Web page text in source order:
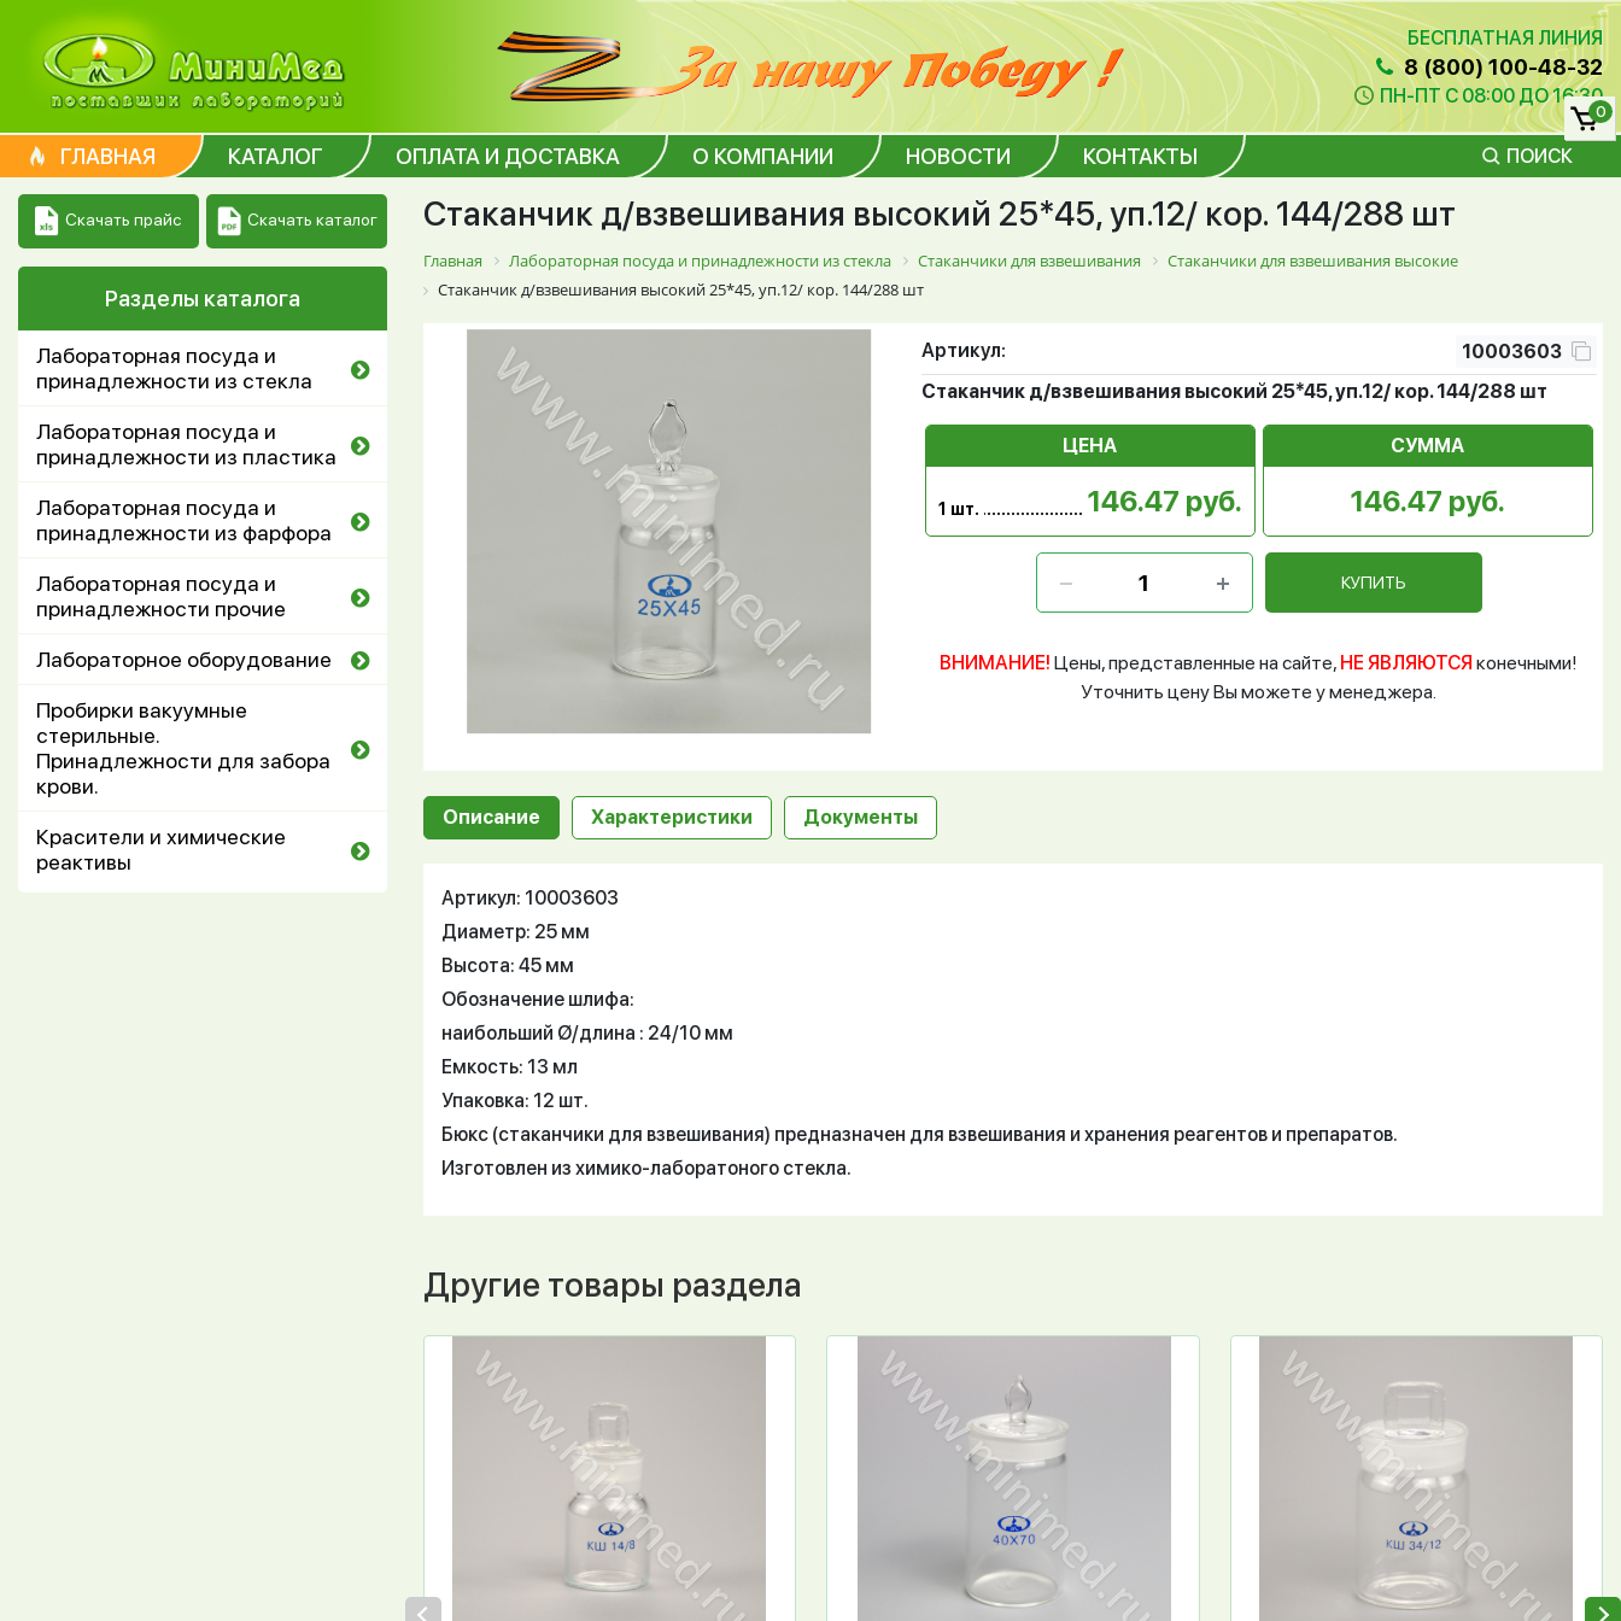
БЕСПЛАТНАЯ ЛИНИЯ
8 (800) 100-48-32
ПН-ПТ С 08:00 ДО 16:30
ГЛАВНАЯ КАТАЛОГ ОПЛАТА И ДОСТАВКА О КОМПАНИИ НОВОСТИ КОНТАКТЫ ПОИСК
0
Скачать прайс Скачать каталог
Разделы каталога
Лабораторная посуда и
принадлежности из стекла
Лабораторная посуда и
принадлежности из пластика
Лабораторная посуда и
принадлежности из фарфора
Лабораторная посуда и
принадлежности прочие
Лабораторное оборудование
Пробирки вакуумные
стерильные.
Принадлежности для забора
крови.
Красители и химические
реактивы
Стаканчик д/взвешивания высокий 25*45, уп.12/ кор. 144/288 шт
Главная Лабораторная посуда и принадлежности из стекла Стаканчики для взвешивания
Стаканчики для взвешивания высокие
Стаканчик д/взвешивания высокий 25*45, уп.12/ кор. 144/288 шт
Артикул:
10003603
Стаканчик д/взвешивания высокий 25*45, уп.12/ кор. 144/288 шт
ЦЕНА
1 шт. 146.47 руб.
СУММА
146.47 руб.
КУПИТЬ
ВНИМАНИЕ! Цены, представленные на сайте, НЕ ЯВЛЯЮТСЯ конечными!
Уточнить цену Вы можете у менеджера.
Описание Характеристики Документы
Артикул: 10003603
Диаметр: 25 мм
Высота: 45 мм
Обозначение шлифа:
наибольший Ø/длина : 24/10 мм
Емкость: 13 мл
Упаковка: 12 шт.
Бюкс (стаканчики для взвешивания) предназначен для взвешивания и хранения реагентов и препаратов.
Изготовлен из химико-лаборатоного стекла.
Другие товары раздела